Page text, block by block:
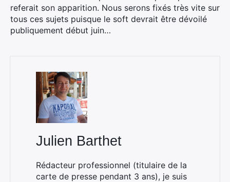
referait son apparition. Nous serons fixés très vite sur
tous ces sujets puisque le soft devrait être dévoilé
publiquement début juin…
Julien Barthet
Rédacteur professionnel (titulaire de la
carte de presse pendant 3 ans), je suis